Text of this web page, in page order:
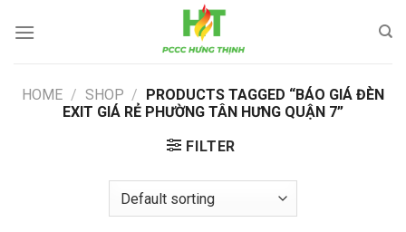
HOME / SHOP / PRODUCTS TAGGED “BÁO GIÁ ĐÈN
EXIT GIÁ RẺ PHƯỜNG TÂN HƯNG QUẬN 7”
FILTER